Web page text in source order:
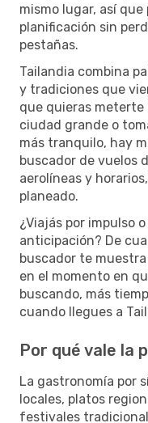
mismo lugar, así que
planificación sin
pestañas.
Tailandia combina
y tradiciones que
que quieras meterte
ciudad grande o
más tranquilo, hay
buscador de vuelos
aerolíneas y
planeado.
¿Viajás por impulso
anticipación? De
buscador te
en el momento en
buscando, más
cuando llegues a
Por qué vale la
La gastronomía por
locales, platos
festivales